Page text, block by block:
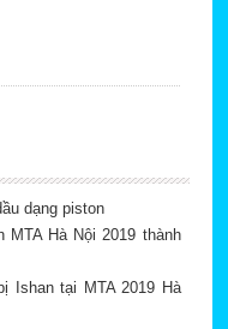
dạng piston
Hà Nội 2019 thành
Ishan tại MTA 2019 Hà